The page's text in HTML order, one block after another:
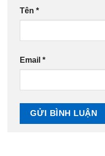
Tên *
Email *